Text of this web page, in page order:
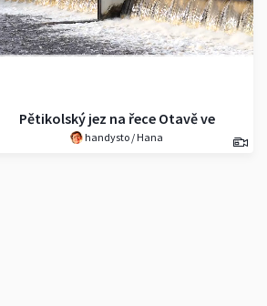
Pětikolský jez na řece Otavě ve
Strakonicích19.2.2020
handysto / Hana